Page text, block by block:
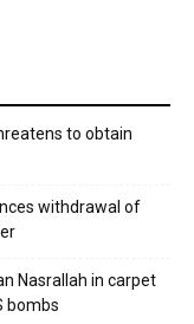
to obtain
withdrawal of
Nasrallah in carpet
bombs